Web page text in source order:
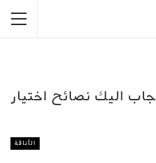
اليك نصائح اختيار
الأناقة